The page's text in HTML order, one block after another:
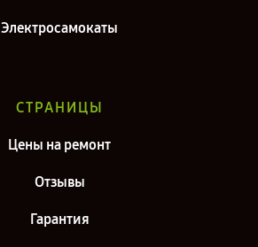
Электросамокаты
СТРАНИЦЫ
Цены на ремонт
Отзывы
Гарантия